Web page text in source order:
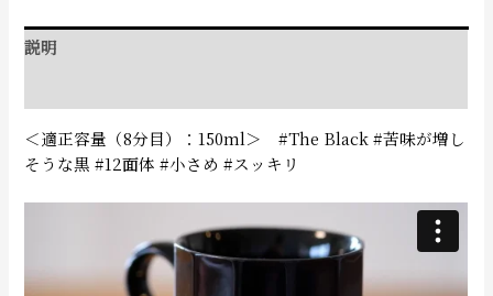
説明
＜適正容量（8分目）：150ml＞ #The Black #苦味が増し
そうな黒 #12面体 #小さめ #スッキリ